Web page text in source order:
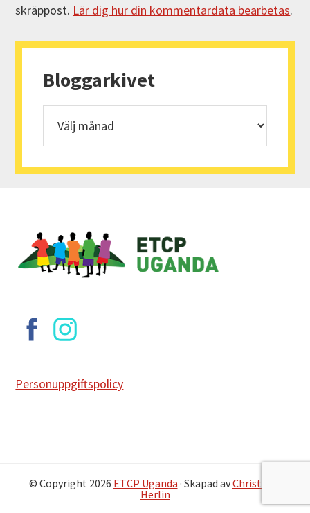
skräppost. Lär dig hur din kommentardata bearbetas.
Primärt
sidofält
Bloggarkivet
Footer
Personuppgiftspolicy
© Copyright 2026 ETCP Uganda · Skapad avChristofer
Herlin